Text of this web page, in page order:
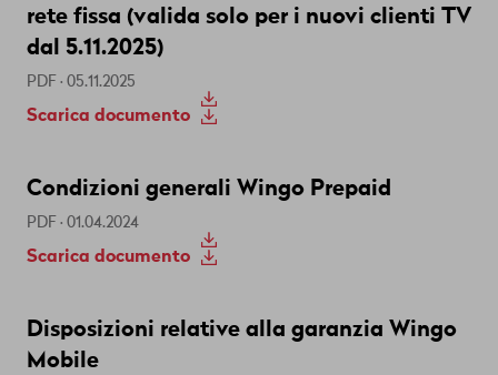
rete fissa (valida solo per i nuovi clienti TV
dal 5.11.2025)
PDF · 05.11.2025
Scarica documento
Condizioni generali Wingo Prepaid
PDF · 01.04.2024
Scarica documento
Disposizioni relative alla garanzia Wingo
Mobile